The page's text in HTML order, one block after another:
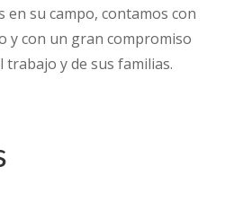
en su campo, contamos con
y con un gran compromiso
trabajo y de sus familias.